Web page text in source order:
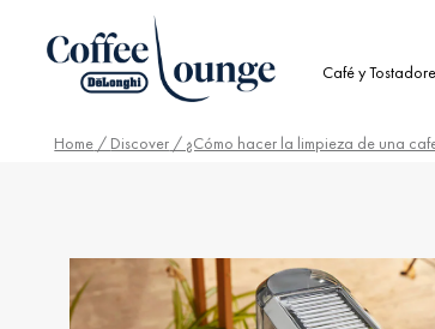
Café y
Home / Discover / ¿Cómo hacer la limpieza de una